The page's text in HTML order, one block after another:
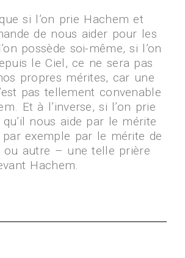
si l’on prie Hachem et
de nous aider pour les
possède soi-même, si l’on
le Ciel, ce ne sera pas
propres mérites, car une
pas tellement convenable
Et à l’inverse, si l’on prie
nous aide par le mérite
exemple par le mérite de
ou autre – une telle prière
Hachem.